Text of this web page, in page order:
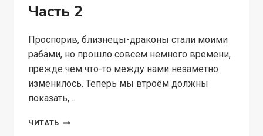
Часть 2
Проспорив, близнецы-драконы стали моими
рабами, но прошло совсем немного времени,
прежде чем что-то между нами незаметно
изменилось. Теперь мы втроём должны
показать,…
ЧИТАТЬ УРОКИ